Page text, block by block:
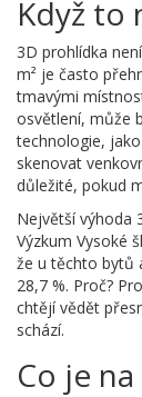
Když to
3D prohlídka
m² je často
tmavými
osvětlení, může
technologie,
skenovat
důležité, pokud
Největší výhoda
Výzkum Vysoké
že u těchto bytů
28,7 %. Proč?
chtějí vědět
schází.
Co je